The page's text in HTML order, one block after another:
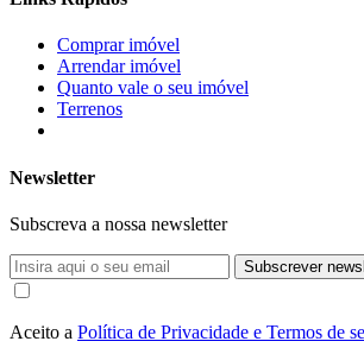
Comprar imóvel
Arrendar imóvel
Quanto vale o seu imóvel
Terrenos
Newsletter
Subscreva a nossa newsletter
Subscrever
Aceito a Política de Privacidade e Termos de